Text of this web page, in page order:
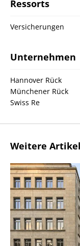
Ressorts
Versicherungen
Unternehmen
Hannover Rück
Münchener Rück
Swiss Re
Weitere Artikel